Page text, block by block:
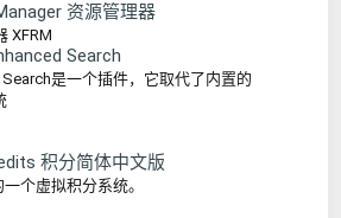
资源管理器
XFRM
Search
是一个插件，它取代了内置的
积分简体中文版
个虚拟积分系统。